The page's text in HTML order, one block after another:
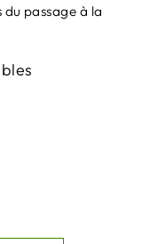
du passage à la